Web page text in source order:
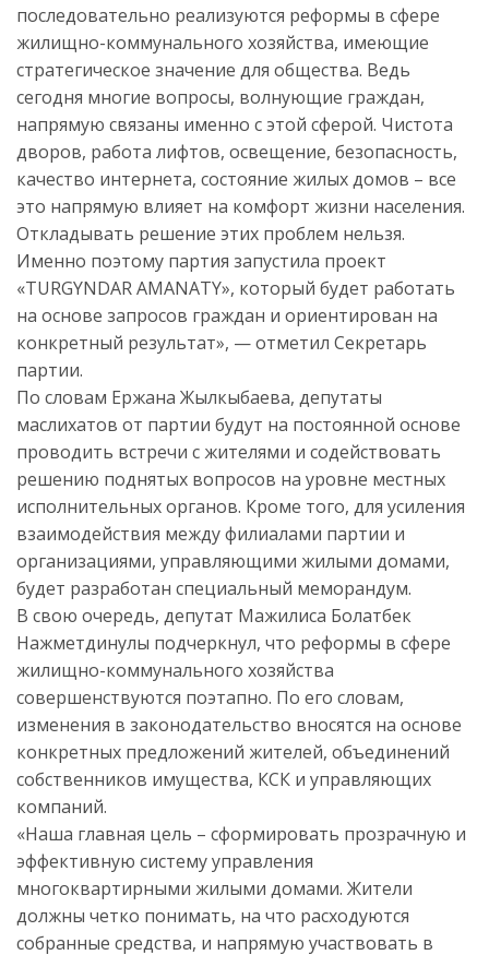
последовательно реализуются реформы в сфере
жилищно-коммунального хозяйства, имеющие
стратегическое значение для общества. Ведь
сегодня многие вопросы, волнующие граждан,
напрямую связаны именно с этой сферой. Чистота
дворов, работа лифтов, освещение, безопасность,
качество интернета, состояние жилых домов – все
это напрямую влияет на комфорт жизни населения.
Откладывать решение этих проблем нельзя.
Именно поэтому партия запустила проект
«TURGYNDAR AMANATY», который будет работать
на основе запросов граждан и ориентирован на
конкретный результат», — отметил Секретарь
партии.
По словам Ержана Жылкыбаева, депутаты
маслихатов от партии будут на постоянной основе
проводить встречи с жителями и содействовать
решению поднятых вопросов на уровне местных
исполнительных органов. Кроме того, для усиления
взаимодействия между филиалами партии и
организациями, управляющими жилыми домами,
будет разработан специальный меморандум.
В свою очередь, депутат Мажилиса Болатбек
Нажметдинулы подчеркнул, что реформы в сфере
жилищно-коммунального хозяйства
совершенствуются поэтапно. По его словам,
изменения в законодательство вносятся на основе
конкретных предложений жителей, объединений
собственников имущества, КСК и управляющих
компаний.
«Наша главная цель – сформировать прозрачную и
эффективную систему управления
многоквартирными жилыми домами. Жители
должны четко понимать, на что расходуются
собранные средства, и напрямую участвовать в